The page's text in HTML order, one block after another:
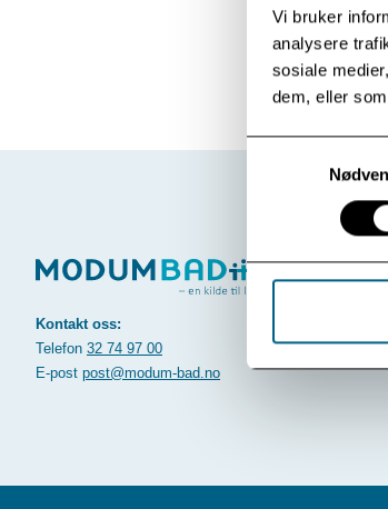
Vi bruker
analysere
sosiale
dem, eller
Kontakt oss:
Telefon 32 74 97 00
E-post post@modum-bad.no